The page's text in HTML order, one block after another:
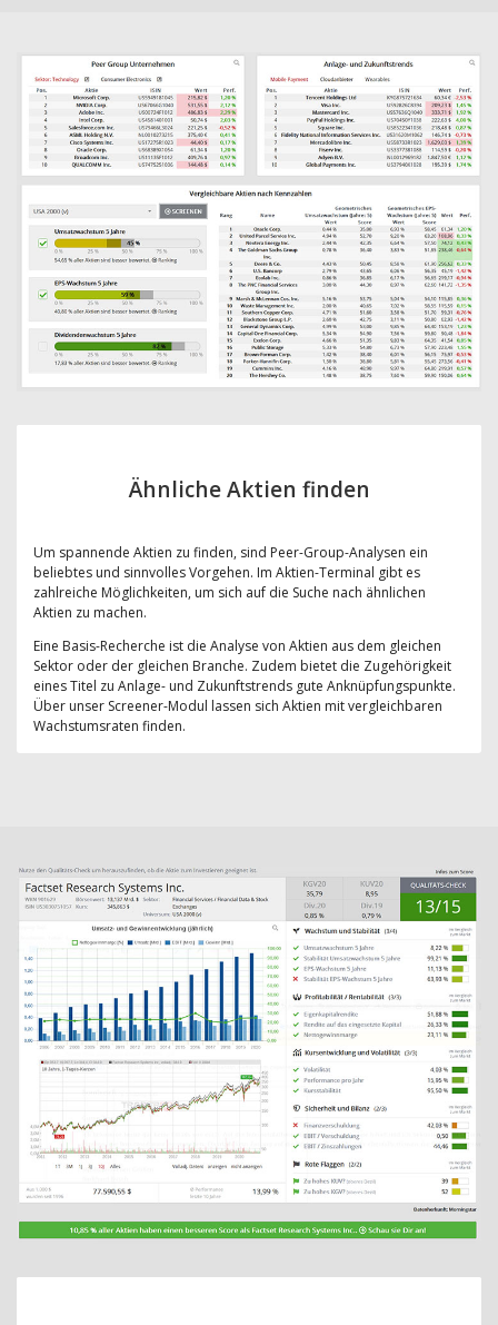
Ähnliche Aktien finden
Um spannende Aktien zu finden, sind Peer-Group-Analysen ein
beliebtes und sinnvolles Vorgehen. Im Aktien-Terminal gibt es
zahlreiche Möglichkeiten, um sich auf die Suche nach ähnlichen
Aktien zu machen.
Eine Basis-Recherche ist die Analyse von Aktien aus dem gleichen
Sektor oder der gleichen Branche. Zudem bietet die Zugehörigkeit
eines Titel zu Anlage- und Zukunftstrends gute Anknüpfungspunkte.
Über unser Screener-Modul lassen sich Aktien mit vergleichbaren
Wachstumsraten finden.